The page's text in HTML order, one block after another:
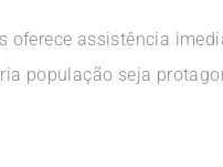
oferece assistência
população seja